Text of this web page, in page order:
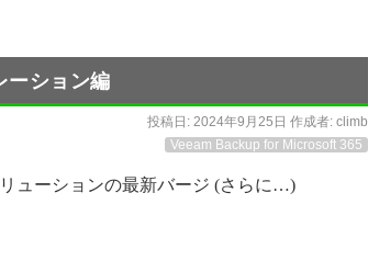
ション編
投稿日: 2024年9月25日 作成者: climb
Veeam Backup for Microsoft 365
リューションの最新バージ (さらに…)